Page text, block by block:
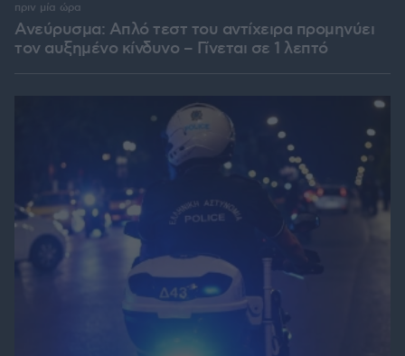
Ανεύρυσμα: Απλό τεστ του αντίχειρα προμηνύει
τον αυξημένο κίνδυνο – Γίνεται σε 1 λεπτό
πριν μία ώρα